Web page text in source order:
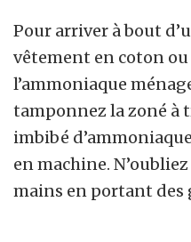
Pour arriver à bout
vêtement en coton
l’ammoniaque
tamponnez la zoné à
imbibé
en machine.
mains en portant des